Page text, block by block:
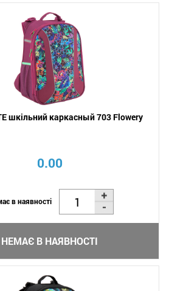
шкільний каркасный 703 Flowery
0.00
в наявності
НЕМАЄ В НАЯВНОСТІ